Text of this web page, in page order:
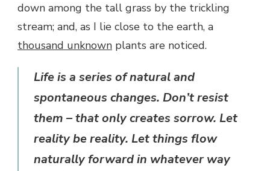
down among the tall grass by the trickling
stream; and, as I lie close to the earth, a
thousand unknown plants are noticed.
Life is a series of natural and
spontaneous changes. Don’t resist
them – that only creates sorrow. Let
reality be reality. Let things flow
naturally forward in whatever way